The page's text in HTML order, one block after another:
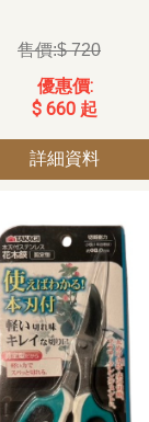
$ 720
$ 660 起
詳細資料